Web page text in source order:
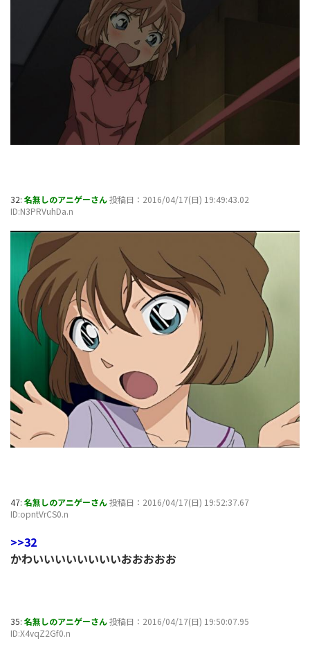
32: 名無しのアニゲーさん投稿日：2016/04/17(日) 19:49:43.02
ID:N3PRVuhDa.n
47: 名無しのアニゲーさん投稿日：2016/04/17(日) 19:52:37.67
ID:opntVrCS0.n
>>32
かわいいいいいいいいおおおおお
35: 名無しのアニゲーさん投稿日：2016/04/17(日) 19:50:07.95
ID:X4vqZ2Gf0.n